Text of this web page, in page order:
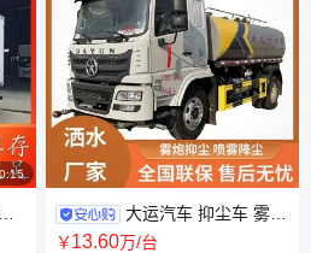
大运汽车 抑尘车 雾炮
车 制造精选大厂出品 用于卫生
￥13.60万/台